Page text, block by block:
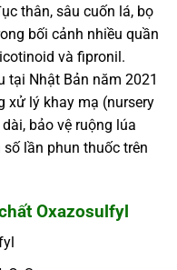
thân, sâu cuốn lá, bọ
bối cảnh nhiều quần
và fipronil.
tại Nhật Bản năm 2021
xử lý khay mạ (nursery
bảo vệ ruộng lúa
lần phun thuốc trên
Oxazosulfyl